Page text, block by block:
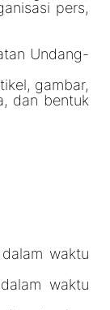
pers,
Undang-
gambar,
dan bentuk
waktu
waktu